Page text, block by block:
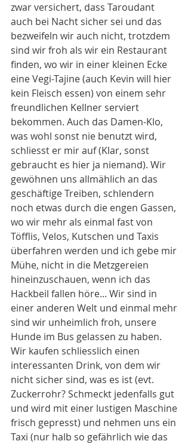
zwar versichert, dass Taroudant
auch bei Nacht sicher sei und das
bezweifeln wir auch nicht, trotzdem
sind wir froh als wir ein Restaurant
finden, wo wir in einer kleinen Ecke
eine Vegi-Tajine (auch Kevin will hier
kein Fleisch essen) von einem sehr
freundlichen Kellner serviert
bekommen. Auch das Damen-Klo,
was wohl sonst nie benutzt wird,
schliesst er mir auf (Klar, sonst
gebraucht es hier ja niemand). Wir
gewöhnen uns allmählich an das
geschäftige Treiben, schlendern
noch etwas durch die engen Gassen,
wo wir mehr als einmal fast von
Töfflis, Velos, Kutschen und Taxis
überfahren werden und ich gebe mir
Mühe, nicht in die Metzgereien
hineinzuschauen, wenn ich das
Hackbeil fallen höre... Wir sind in
einer anderen Welt und einmal mehr
sind wir unheimlich froh, unsere
Hunde im Bus gelassen zu haben.
Wir kaufen schliesslich einen
interessanten Drink, von dem wir
nicht sicher sind, was es ist (evt.
Zuckerrohr? Schmeckt jedenfalls gut
und wird mit einer lustigen Maschine
frisch gepresst) und nehmen uns ein
Taxi (nur halb so gefährlich wie das